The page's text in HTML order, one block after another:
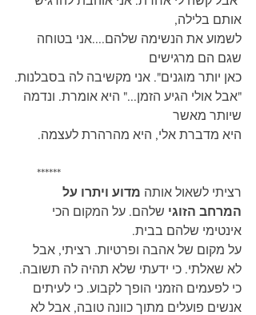
אותם בלילה,
לשמוע את הנשימה שלהם....אני בטוחה
שגם הם מרגישים
כאן יותר מוגנים". אני מקשיבה לה בסבלנות.
"אבל אולי הגיע הזמן..." היא אומרת. ונדמה
שיותר מאשר
היא מדברת אלי, היא מהרהרת לעצמה.
       ******
רציתי לשאול אותה מדוע ויתרו על
המרחב הזוגי שלהם. על המקום הכי
אינטימי שלהם בבית.
על מקום של אהבה ופרטיות. רציתי, אבל
לא שאלתי. כי ידעתי שלא תהיה לה תשובה.
כי לפעמים הזמני הופך לקבוע. כי לעיתים
אנשים פועלים מתוך כוונה טובה, אבל לא